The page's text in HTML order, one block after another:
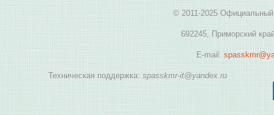
© 2011-2025 Официальный
692245, Приморский
E-mail:
Техническая поддержка: spasskmr-it@yandex.ru